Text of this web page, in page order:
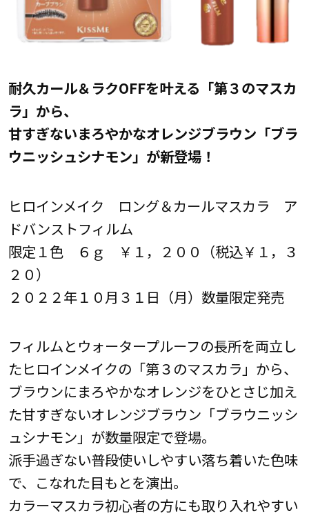
耐久カール＆ラクOFFを叶える「第３のマスカ
ラ」から、
甘すぎないまろやかなオレンジブラウン「ブラ
ウニッシュシナモン」が新登場！
ヒロインメイク ロング＆カールマスカラ ア
ドバンストフィルム
限定１色 ６ｇ ￥１，２００（税込￥１，３
２０）
２０２２年１０月３１日（月）数量限定発売
フィルムとウォータープルーフの長所を両立し
たヒロインメイクの「第３のマスカラ」から、
ブラウンにまろやかなオレンジをひとさじ加え
た甘すぎないオレンジブラウン「ブラウニッシ
ュシナモン」が数量限定で登場。
派手過ぎない普段使いしやすい落ち着いた色味
で、こなれた目もとを演出。
カラーマスカラ初心者の方にも取り入れやすい